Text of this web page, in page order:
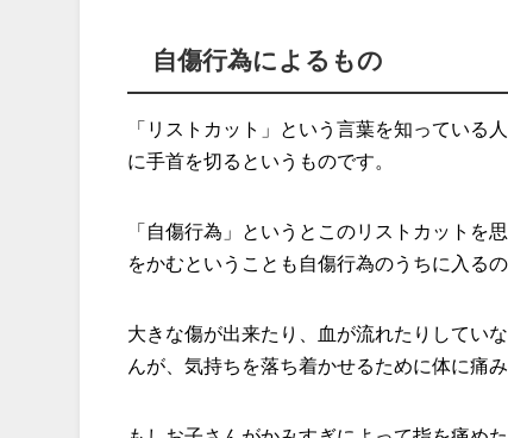
自傷行為によるもの
「リストカット」という言葉を知っている
に手首を切るというものです。
「自傷行為」というとこのリストカットを
をかむということも自傷行為のうちに入るの
大きな傷が出来たり、血が流れたりしてい
んが、気持ちを落ち着かせるために体に痛